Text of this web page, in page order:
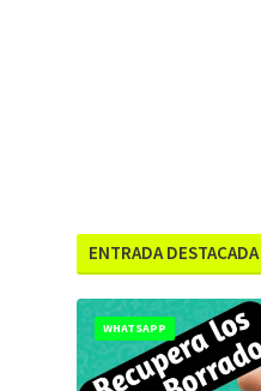
ENTRADA DESTACADA
WHATSAPP